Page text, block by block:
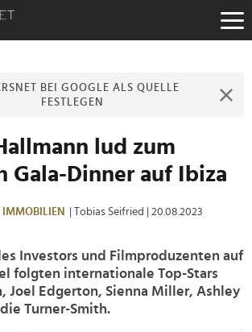
BEI GOOGLE ALS QUELLE
FESTLEGEN
lud zum
Gala-Dinner auf Ibiza
IMMOBILIEN | Tobias Seifried | 20.08.2023
Investors und Filmproduzenten auf
folgten internationale Top-Stars
Joel Edgerton, Sienna Miller, Ashley
Turner-Smith.